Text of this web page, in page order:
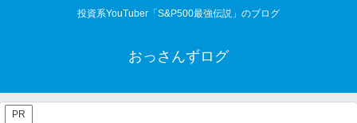
投資系YouTuber「S&P500最強伝説」のブログ
おっさんずログ
PR